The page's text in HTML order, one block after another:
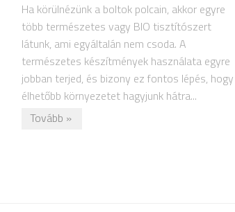
Ha körülnézünk a boltok polcain, akkor egyre
több természetes vagy BIO tisztítószert
látunk, ami egyáltalán nem csoda. A
természetes készítmények használata egyre
jobban terjed, és bizony ez fontos lépés, hogy
élhetőbb környezetet hagyjunk hátra...
Tovább »